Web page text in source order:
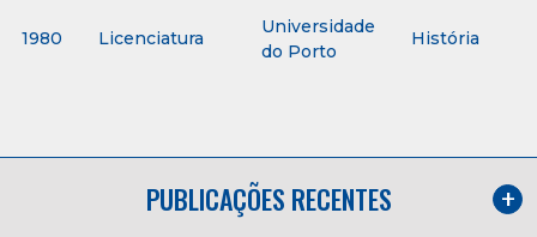
1980 Licenciatura
Universidade
do Porto
História
PUBLICAÇÕES RECENTES